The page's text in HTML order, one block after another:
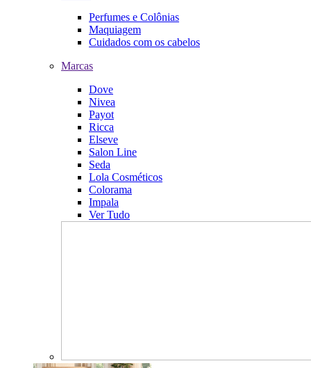
Perfumes e Colônias
Maquiagem
Cuidados com os cabelos
Marcas
Dove
Nivea
Payot
Ricca
Elseve
Salon Line
Seda
Lola Cosméticos
Colorama
Impala
Ver Tudo